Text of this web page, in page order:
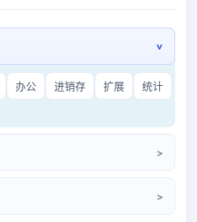
办公 进销存 扩展 统计